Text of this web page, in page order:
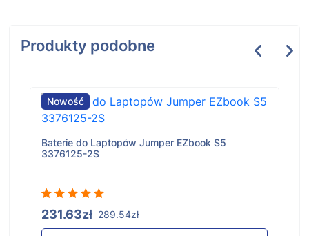
Produkty podobne
Nowość
Baterie do Laptopów Jumper EZbook S5
3376125-2S
231.63zł 289.54zł